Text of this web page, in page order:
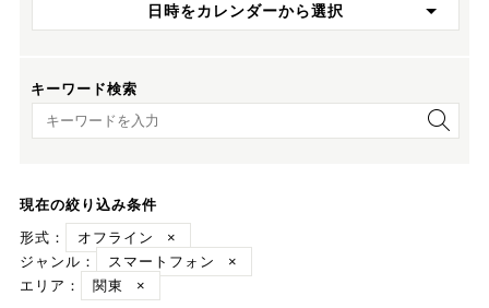
日時をカレンダーから選択
キーワード検索
キーワード検索
現在の絞り込み条件
形式：
オフライン
×
ジャンル：
スマートフォン
×
エリア：
関東 ×